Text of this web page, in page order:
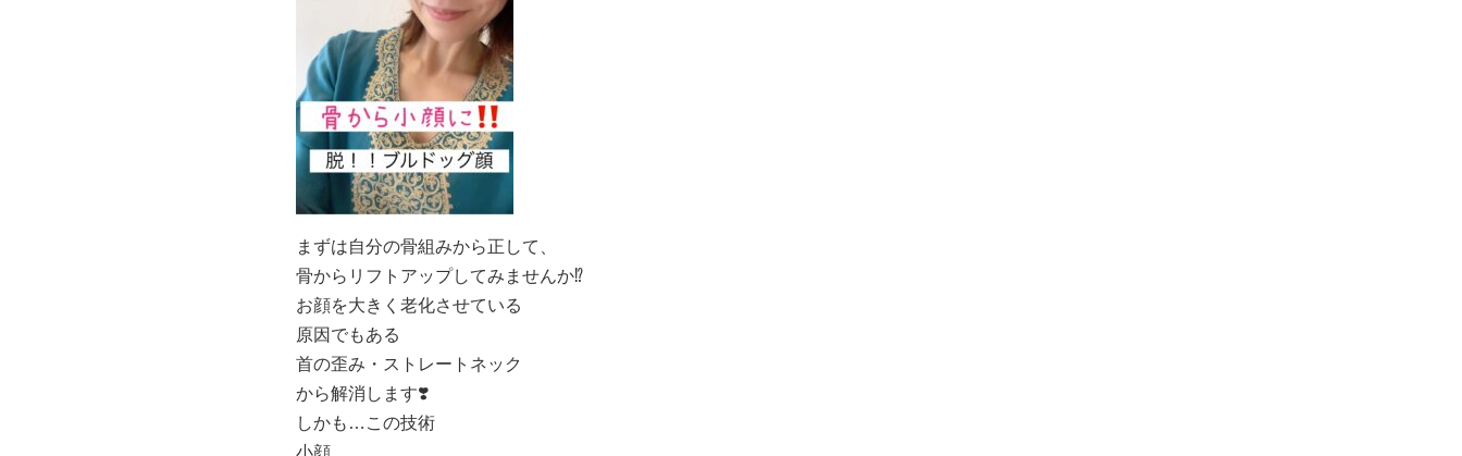
まずは自分の骨組みから正して、
骨からリフトアップしてみませんか⁉️
お顔を大きく老化させている
原因でもある
首の歪み・ストレートネック
から解消します❣️
しかも … この技術
小顔